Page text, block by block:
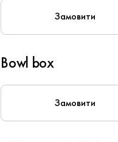
Замовити
4
Bowl box
Замовити
8